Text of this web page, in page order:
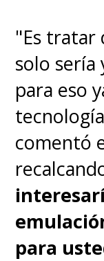
"Es tratar
solo sería
para eso
comentó
para